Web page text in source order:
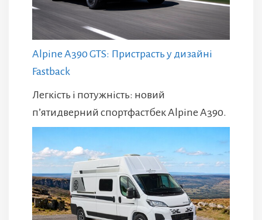
Alpine A390 GTS: Пристрасть у дизайні
Fastback
Легкість і потужність: новий
п’ятидверний спортфастбек Alpine A390.